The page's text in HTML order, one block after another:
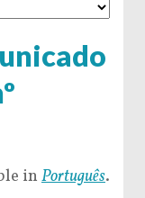
in Português.